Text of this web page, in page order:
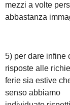
mezzi a volte
abbastanza
5) per dare infine
risposte alle
ferie sia estive
senso abbiamo